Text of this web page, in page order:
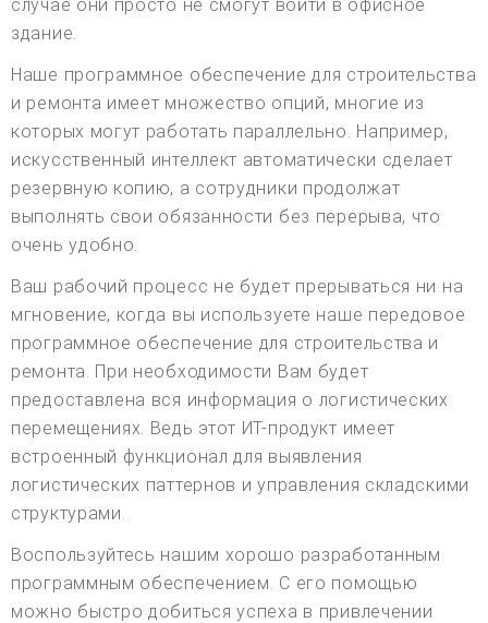
случае они просто не смогут войти в офисное
здание.
Наше программное обеспечение для строительства
и ремонта имеет множество опций, многие из
которых могут работать параллельно. Например,
искусственный интеллект автоматически сделает
резервную копию, а сотрудники продолжат
выполнять свои обязанности без перерыва, что
очень удобно.
Ваш рабочий процесс не будет прерываться ни на
мгновение, когда вы используете наше передовое
программное обеспечение для строительства и
ремонта. При необходимости Вам будет
предоставлена вся информация о логистических
перемещениях. Ведь этот ИТ-продукт имеет
встроенный функционал для выявления
логистических паттернов и управления складскими
структурами.
Воспользуйтесь нашим хорошо разработанным
программным обеспечением. С его помощью
можно быстро добиться успеха в привлечении